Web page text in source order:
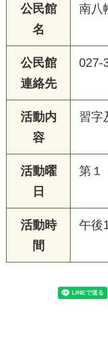
公民館
名
南八
公民館
連絡先
027-
活動内
容
習字
活動曜
日
第１
活動時
間
午後